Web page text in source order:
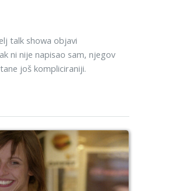
talk showa objavi
ni nije napisao sam, njegov
još kompliciraniji.